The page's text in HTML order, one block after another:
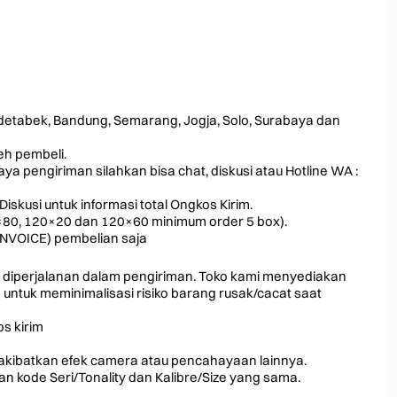
Bandung, Semarang, Jogja, Solo, Surabaya dan
pembeli.
pengiriman silahkan bisa chat, diskusi atau Hotline WA :
untuk informasi total Ongkos Kirim.
120×20 dan 120×60 minimum order 5 box).
pembelian saja
dalam pengiriman. Toko kami menyediakan
meminimalisasi risiko barang rusak/cacat saat
kirim
efek camera atau pencahayaan lainnya.
kode Seri/Tonality dan Kalibre/Size yang sama.